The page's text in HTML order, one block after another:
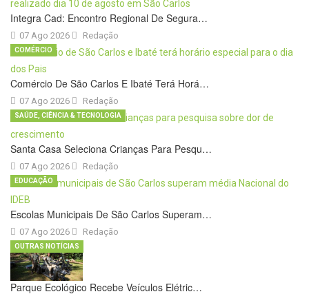
Integra Cad: Encontro Regional De Segura…
07 Ago 2026 Redação
Comércio De São Carlos E Ibaté Terá Horá…
07 Ago 2026
COMÉRCIO
Redação
Santa Casa Seleciona Crianças Para Pesqu…
07 Ago 2026
SAÚDE, CIÊNCIA & TECNOLOGIA
Redação
Escolas Municipais De São Carlos Superam…
07 Ago 2026
EDUCAÇÃO
Redação
Parque Ecológico Recebe Veículos Elétric…
OUTRAS NOTÍCIAS